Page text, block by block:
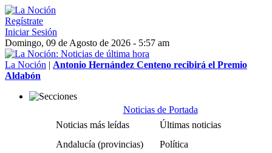
Regístrate
Iniciar Sesión
Domingo, 09 de Agosto de 2026 - 5:57 am
La Noción | Antonio Hernández Centeno recibirá el Premio
Aldabón
Noticias de Portada
Noticias más leídas
Últimas noticias
Andalucía (provincias)
Política